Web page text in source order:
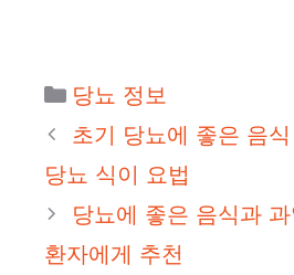
카
테
리
당뇨 정보
초기 당뇨에 좋은 음
당뇨 식이 요법
당뇨에 좋은 음식과
환자에게 추천